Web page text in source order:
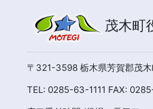
茂木町
〒321-3598 栃木県芳賀郡茂
TEL: 0285-63-1111 FAX: